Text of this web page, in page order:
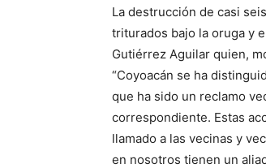
La destrucción de casi
triturados bajo la oruga y
Gutiérrez Aguilar quien,
“Coyoacán se ha
que ha sido un reclamo
correspondiente. Estas
llamado a las vecinas y
en nosotros tienen un